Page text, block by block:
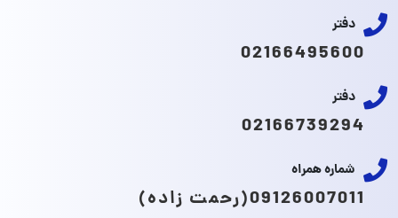
دفتر
02166495600
دفتر
02166739294
شماره همراه
09126007011(رحمت زاده)